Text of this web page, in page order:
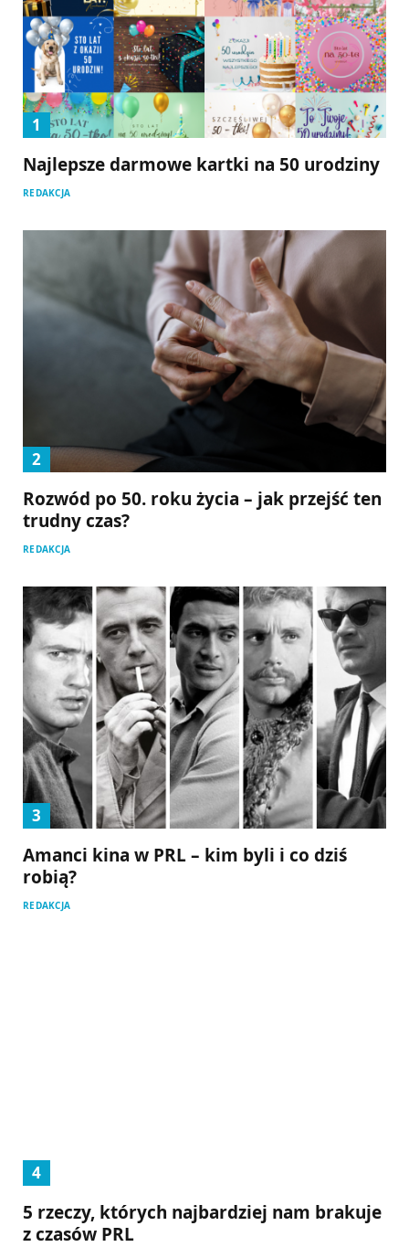
Najlepsze darmowe kartki na 50 urodziny
REDAKCJA
Rozwód po 50. roku życia – jak przejść ten
trudny czas?
REDAKCJA
Amanci kina w PRL – kim byli i co dziś
robią?
REDAKCJA
5 rzeczy, których najbardziej nam brakuje
z czasów PRL